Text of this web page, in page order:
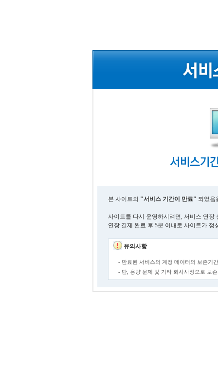
본 사이트의 "서비스 기간이 만료" 되었음
사이트를 다시 운영하시려면, 서비스 연장
연장 결제 완료 후 5분 이내로 사이트가 정
유의사항
- 만료된 서비스의 계정 데이터의 보존기
- 단, 용량 문제 및 기타 회사사정으로 보